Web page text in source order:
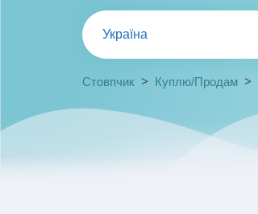
Україна
Стовпчик > Куплю/Продам >